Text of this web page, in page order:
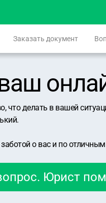
Заказать документ
что делать в вашей
о вас и по
Юрист